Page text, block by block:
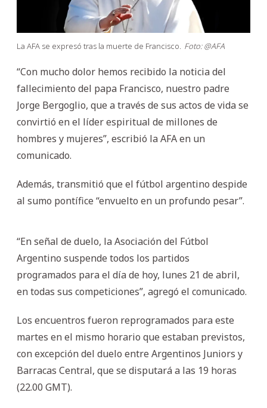
La AFA se expresó tras la muerte de Francisco. Foto: @AFA
“Con mucho dolor hemos recibido la noticia del
fallecimiento del papa Francisco, nuestro padre
Jorge Bergoglio, que a través de sus actos de vida se
convirtió en el líder espiritual de millones de
hombres y mujeres”, escribió la AFA en un
comunicado.
Además, transmitió que el fútbol argentino despide
al sumo pontífice “envuelto en un profundo pesar”.
“En señal de duelo, la Asociación del Fútbol
Argentino suspende todos los partidos
programados para el día de hoy, lunes 21 de abril,
en todas sus competiciones”, agregó el comunicado.
Los encuentros fueron reprogramados para este
martes en el mismo horario que estaban previstos,
con excepción del duelo entre Argentinos Juniors y
Barracas Central, que se disputará a las 19 horas
(22.00 GMT).